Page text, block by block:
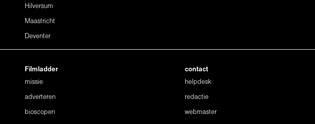
Hilversum
Maastricht
Deventer
Filmladder
missie
adverteren
bioscopen
contact
helpdesk
redactie
webmaster